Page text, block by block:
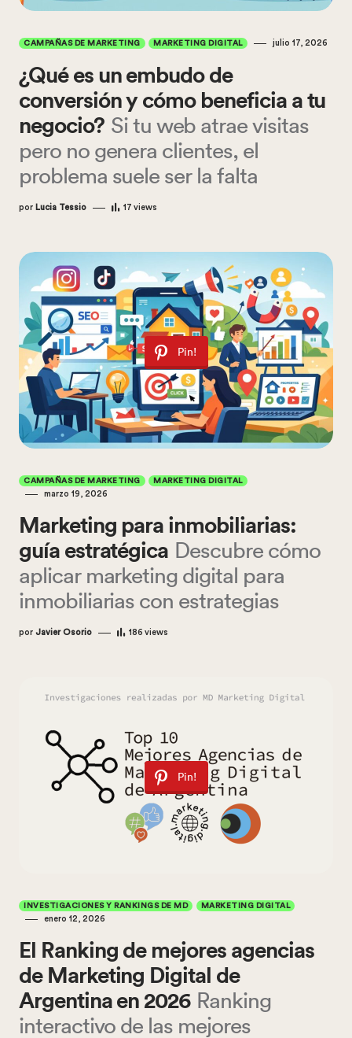
CAMPAÑAS DE MARKETING MARKETING DIGITAL julio 17, 2026
¿Qué es un embudo de
conversión y cómo beneficia a tu
negocio? Si tu web atrae visitas
pero no genera clientes, el
problema suele ser la falta
por Lucia Tessio 17 views
Pin!
CAMPAÑAS DE MARKETING MARKETING DIGITAL
marzo 19, 2026
Marketing para inmobiliarias:
guía estratégica Descubre cómo
aplicar marketing digital para
inmobiliarias con estrategias
por Javier Osorio 186 views
Pin!
INVESTIGACIONES Y RANKINGS DE MD MARKETING DIGITAL
enero 12, 2026
El Ranking de mejores agencias
de Marketing Digital de
Argentina en 2026 Ranking
interactivo de las mejores